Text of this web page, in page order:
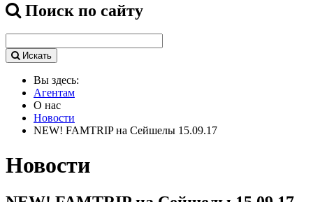
Поиск по сайту
Искать
Вы здесь:
Агентам
О нас
Новости
NEW! FAMTRIP на Сейшелы 15.09.17
Новости